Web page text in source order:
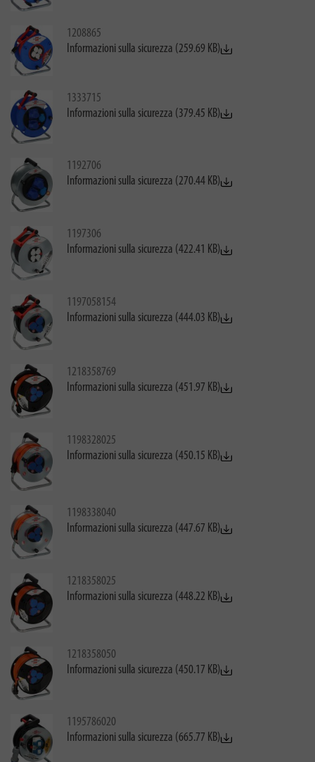
1208865
Informazioni sulla sicurezza (259.69 KB)
1333715
Informazioni sulla sicurezza (379.45 KB)
1192706
Informazioni sulla sicurezza (270.44 KB)
1197306
Informazioni sulla sicurezza (422.41 KB)
1197058154
Informazioni sulla sicurezza (444.03 KB)
1218358769
Informazioni sulla sicurezza (451.97 KB)
1198328025
Informazioni sulla sicurezza (450.15 KB)
1198338040
Informazioni sulla sicurezza (447.67 KB)
1218358025
Informazioni sulla sicurezza (448.22 KB)
1218358050
Informazioni sulla sicurezza (450.17 KB)
1195786020
Informazioni sulla sicurezza (665.77 KB)